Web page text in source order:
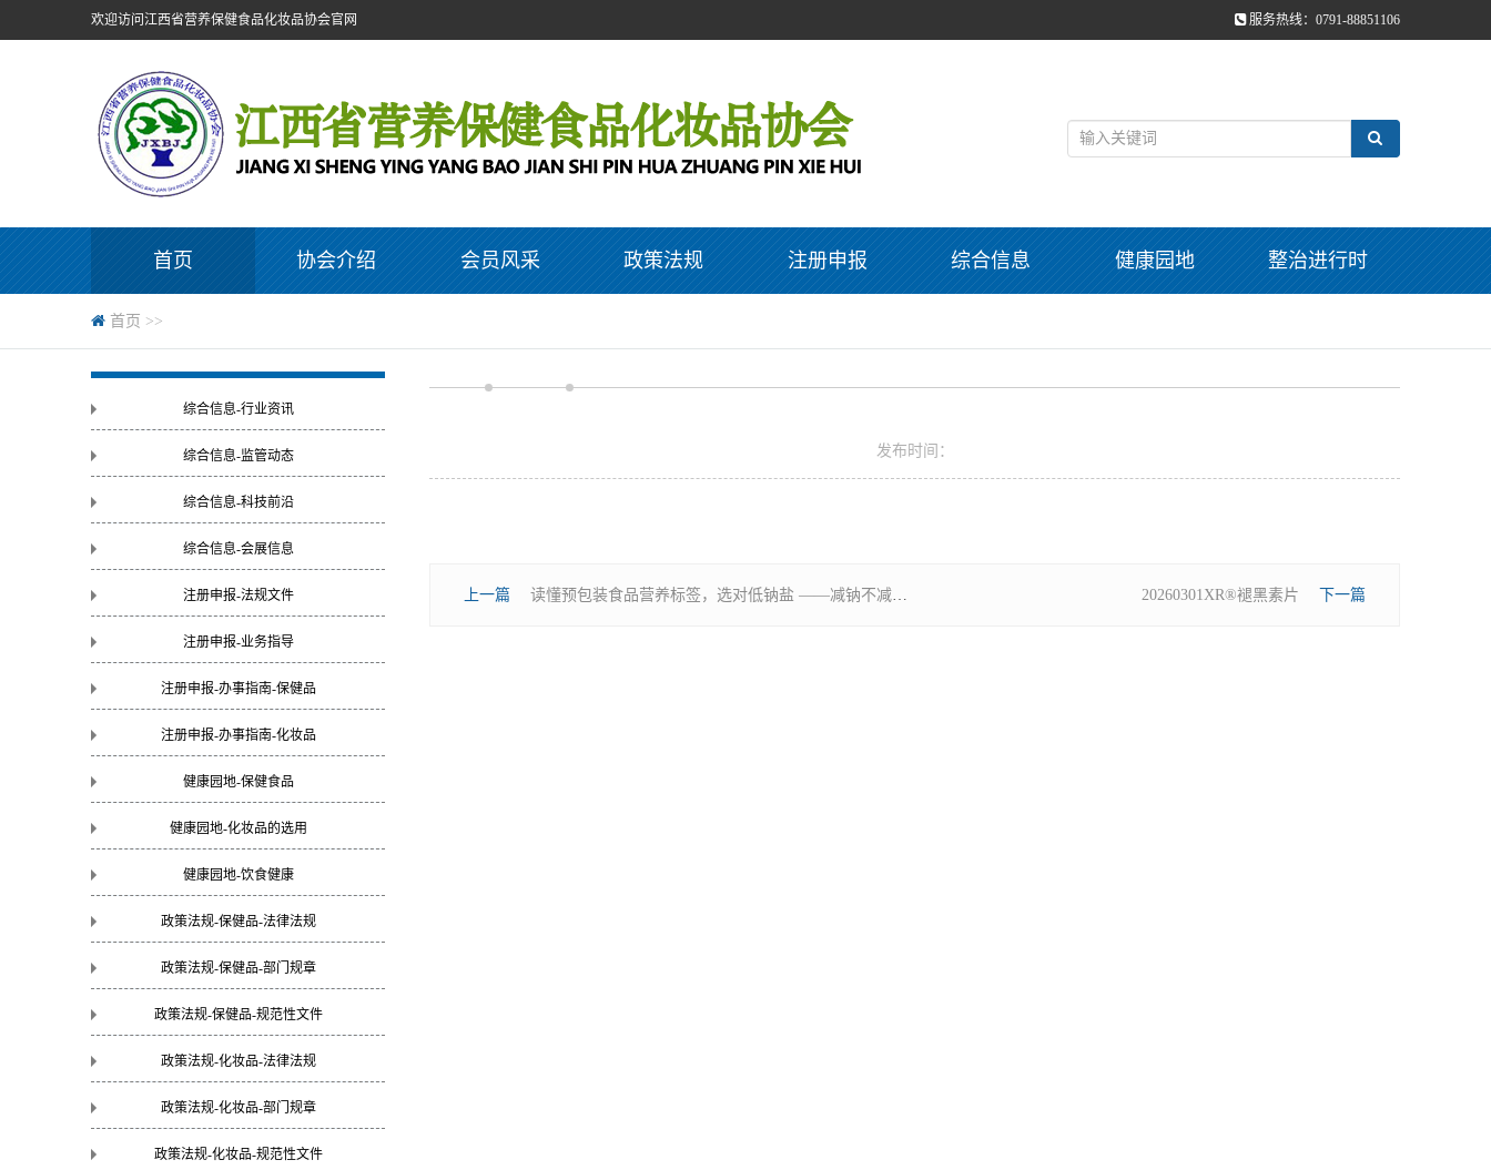
服务热线：0791-88851106
欢迎访问江西省营养保健食品化妆品协会官网
首页 协会介绍 会员风采 政策法规 注册申报 综合信息 健康园地 整治进行时
首页 >>
综合信息-行业资讯
综合信息-监管动态
综合信息-科技前沿
综合信息-会展信息
注册申报-法规文件
注册申报-业务指导
注册申报-办事指南-保健品
注册申报-办事指南-化妆品
健康园地-保健食品
健康园地-化妆品的选用
健康园地-饮食健康
政策法规-保健品-法律法规
政策法规-保健品-部门规章
政策法规-保健品-规范性文件
政策法规-化妆品-法律法规
政策法规-化妆品-部门规章
政策法规-化妆品-规范性文件
发布时间：
上一篇 读懂预包装食品营养标签，选对低钠盐 ——减钠不减咸的健康秘诀 下一篇
20260301XR®褪黑素片